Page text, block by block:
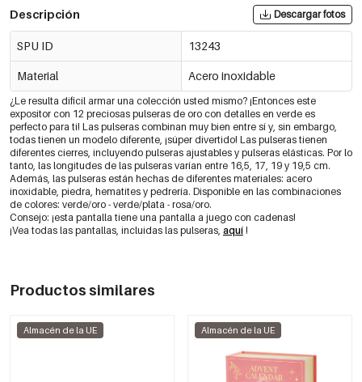
Descripción Descargar fotos
SPU ID 13243
Material Acero inoxidable
¿Le resulta difícil armar una colección usted mismo? ¡Entonces este
expositor con 12 preciosas pulseras de oro con detalles en verde es
perfecto para ti! Las pulseras combinan muy bien entre sí y, sin embargo,
todas tienen un modelo diferente, ¡súper divertido! Las pulseras tienen
diferentes cierres, incluyendo pulseras ajustables y pulseras elásticas. Por lo
tanto, las longitudes de las pulseras varían entre 16,5, 17, 19 y 19,5 cm.
Además, las pulseras están hechas de diferentes materiales: acero
inoxidable, piedra, hematites y pedrería. Disponible en las combinaciones
de colores: verde/oro - verde/plata - rosa/oro.
Consejo: ¡esta pantalla tiene una pantalla a juego con cadenas!
¡Vea todas las pantallas, incluidas las pulseras, aquí !
Productos similares
Almacén de la UE Almacén de la UE